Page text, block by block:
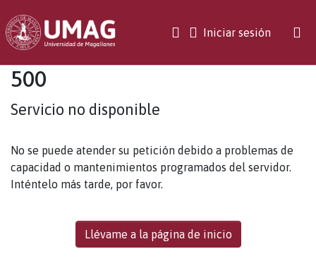
Iniciar sesión(current)
500
Servicio no disponible
No se puede atender su petición debido a problemas de
capacidad o mantenimientos programados del servidor.
Inténtelo más tarde, por favor.
Llévame a la página de inicio